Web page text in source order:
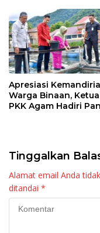
Apresiasi
Warga Binaan, Ketua
PKK Agam Hadiri
Tinggalkan
Alamat email Anda
ditandai *